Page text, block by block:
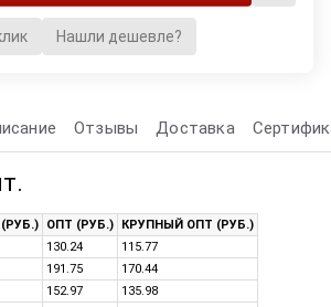
Нашли дешевле?
Отзывы Доставка
ОПТ (РУБ.)
КРУПНЫЙ ОПТ (РУБ.)
130.24
115.77
191.75
170.44
152.97
135.98